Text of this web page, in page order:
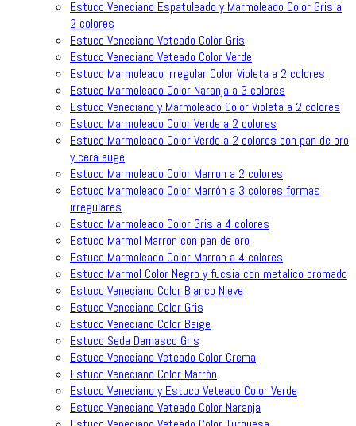
Estuco Veneciano Espatuleado y Marmoleado Color Gris a
2 colores
Estuco Veneciano Veteado Color Gris
Estuco Veneciano Veteado Color Verde
Estuco Marmoleado Irregular Color Violeta a 2 colores
Estuco Marmoleado Color Naranja a 3 colores
Estuco Veneciano y Marmoleado Color Violeta a 2 colores
Estuco Marmoleado Color Verde a 2 colores
Estuco Marmoleado Color Verde a 2 colores con pan de oro
y cera auge
Estuco Marmoleado Color Marron a 2 colores
Estuco Marmoleado Color Marrón a 3 colores formas
irregulares
Estuco Marmoleado Color Gris a 4 colores
Estuco Marmol Marron con pan de oro
Estuco Marmoleado Color Marron a 4 colores
Estuco Marmol Color Negro y fucsia con metalico cromado
Estuco Veneciano Color Blanco Nieve
Estuco Veneciano Color Gris
Estuco Veneciano Color Beige
Estuco Seda Damasco Gris
Estuco Veneciano Veteado Color Crema
Estuco Veneciano Color Marrón
Estuco Veneciano y Estuco Veteado Color Verde
Estuco Veneciano Veteado Color Naranja